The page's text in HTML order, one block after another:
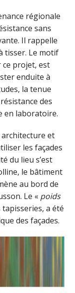
régionale
sans
Il rappelle
tisser. Le motif
projet, est
enduite à
la tenue
des
en laboratoire.
et
les façades
du lieu s’est
le bâtiment
au bord de
Le « poids
tapisseries, a été
des façades.